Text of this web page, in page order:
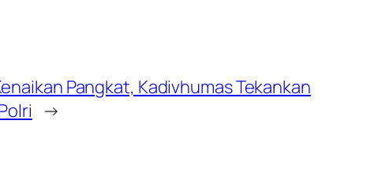
Pangkat, Kadivhumas Tekankan
→